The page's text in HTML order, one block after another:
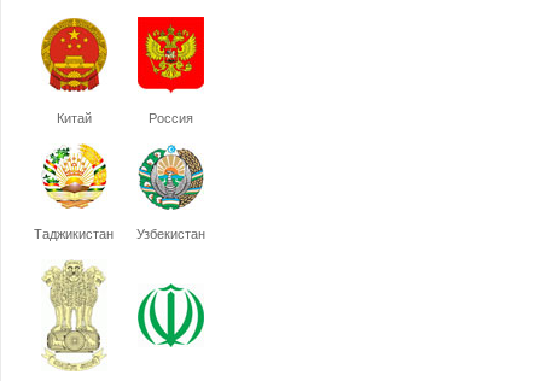
Китай Россия
Таджикистан Узбекистан